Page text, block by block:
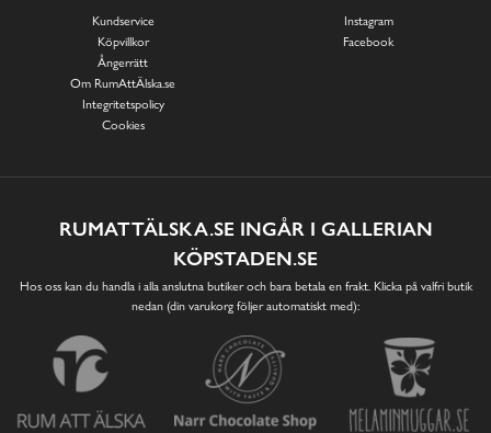
Kundservice
Köpvillkor
Ångerrätt
Om RumAttÄlska.se
Integritetspolicy
Cookies
Instagram
Facebook
RUMATTÄLSKA.SE INGÅR I GALLERIAN
KÖPSTADEN.SE
Hos oss kan du handla i alla anslutna butiker och bara betala en frakt. Klicka på valfri butik
nedan (din varukorg följer automatiskt med):